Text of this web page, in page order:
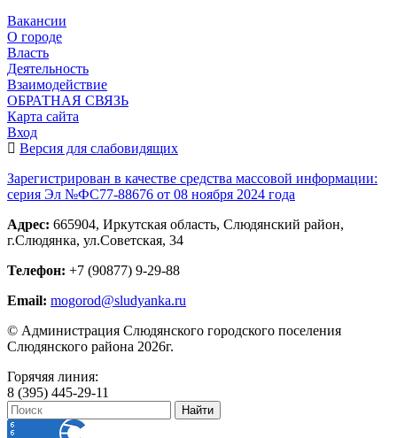
Вакансии
О городе
Власть
Деятельность
Взаимодействие
ОБРАТНАЯ СВЯЗЬ
Карта сайта
Вход
Версия для слабовидящих
Зарегистрирован в качестве средства массовой информации:
серия Эл №ФС77-88676 от 08 ноября 2024 года
Адрес: 665904, Иркутская область, Слюдянский район,
г.Слюдянка, ул.Советская, 34
Телефон: +7 (90877) 9-29-88
Email: mogorod@sludyanka.ru
© Администрация Слюдянского городского поселения
Слюдянского района 2026г.
Горячяя линия:
8 (395) 445-29-11